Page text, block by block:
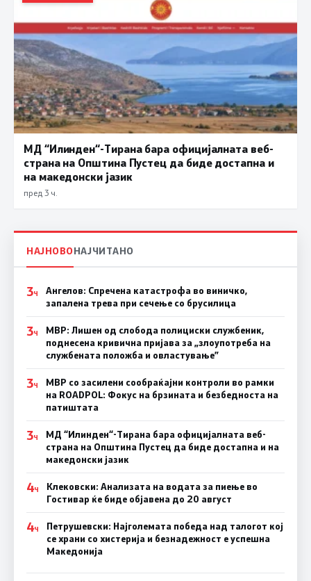
МД “Илинден“-Тирана бара официјалната веб-
страна на Општина Пустец да биде достапна и
на македонски јазик
пред 3 ч.
НАЈНОВОНАЈЧИТАНО
3Ч
Ангелов: Спречена катастрофа во виничко,
запалена трева при сечење со брусилица
3Ч
МВР: Лишен од слобода полициски службеник,
поднесена кривична пријава за „злоупотреба на
службената положба и овластување”
3Ч
МВР со засилени сообраќајни контроли во рамки
на ROADPOL: Фокус на брзината и безбедноста на
патиштата
3Ч
МД “Илинден“-Тирана бара официјалната веб-
страна на Општина Пустец да биде достапна и на
македонски јазик
4Ч
Клековски: Анализата на водата за пиење во
Гостивар ќе биде објавена до 20 август
4Ч
Петрушевски: Најголемата победа над талогот кој
се храни со хистерија и безнадежност е успешна
Македонија